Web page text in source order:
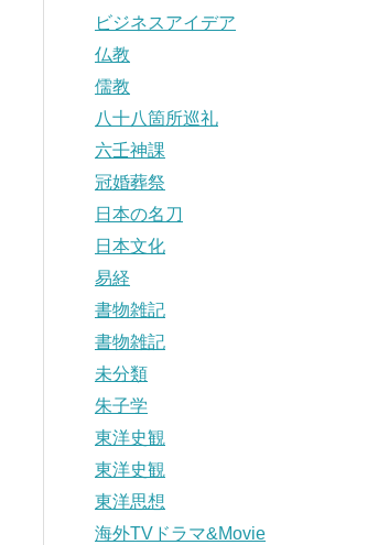
ビジネスアイデア
仏教
儒教
八十八箇所巡礼
六壬神課
冠婚葬祭
日本の名刀
日本文化
易経
書物雑記
書物雑記
未分類
朱子学
東洋史観
東洋史観
東洋思想
海外TVドラマ&Movie